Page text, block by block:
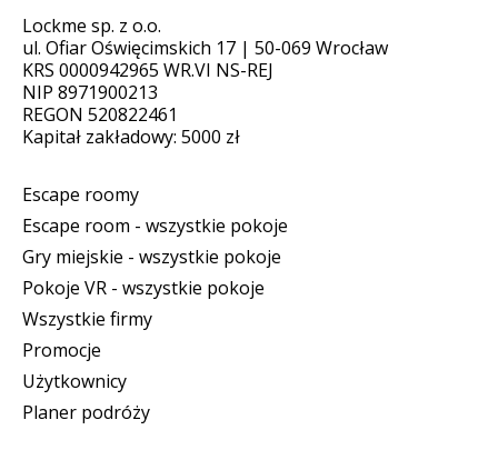
Lockme sp. z o.o.
ul. Ofiar Oświęcimskich 17 | 50-069 Wrocław
KRS 0000942965 WR.VI NS-REJ
NIP 8971900213
REGON 520822461
Kapitał zakładowy: 5000 zł
Escape roomy
Escape room - wszystkie pokoje
Gry miejskie - wszystkie pokoje
Pokoje VR - wszystkie pokoje
Wszystkie firmy
Promocje
Użytkownicy
Planer podróży